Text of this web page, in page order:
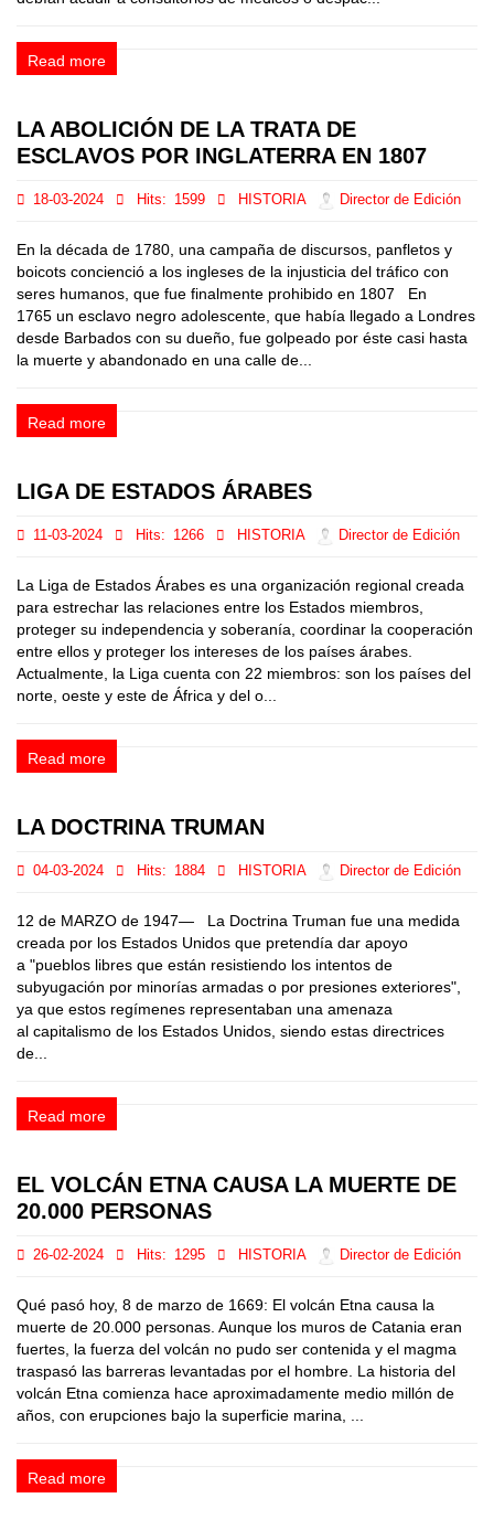
Read more
LA ABOLICIÓN DE LA TRATA DE
ESCLAVOS POR INGLATERRA EN 1807
18-03-2024 Hits: 1599 HISTORIA Director de Edición
En la década de 1780, una campaña de discursos, panfletos y
boicots concienció a los ingleses de la injusticia del tráfico con
seres humanos, que fue finalmente prohibido en 1807 En
1765 un esclavo negro adolescente, que había llegado a Londres
desde Barbados con su dueño, fue golpeado por éste casi hasta
la muerte y abandonado en una calle de...
Read more
LIGA DE ESTADOS ÁRABES
11-03-2024 Hits: 1266 HISTORIA Director de Edición
La Liga de Estados Árabes es una organización regional creada
para estrechar las relaciones entre los Estados miembros,
proteger su independencia y soberanía, coordinar la cooperación
entre ellos y proteger los intereses de los países árabes.
Actualmente, la Liga cuenta con 22 miembros: son los países del
norte, oeste y este de África y del o...
Read more
LA DOCTRINA TRUMAN
04-03-2024 Hits: 1884 HISTORIA Director de Edición
12 de MARZO de 1947— La Doctrina Truman fue una medida
creada por los Estados Unidos que pretendía dar apoyo
a "pueblos libres que están resistiendo los intentos de
subyugación por minorías armadas o por presiones exteriores",
ya que estos regímenes representaban una amenaza
al capitalismo de los Estados Unidos, siendo estas directrices
de...
Read more
EL VOLCÁN ETNA CAUSA LA MUERTE DE
20.000 PERSONAS
26-02-2024 Hits: 1295 HISTORIA Director de Edición
Qué pasó hoy, 8 de marzo de 1669: El volcán Etna causa la
muerte de 20.000 personas. Aunque los muros de Catania eran
fuertes, la fuerza del volcán no pudo ser contenida y el magma
traspasó las barreras levantadas por el hombre. La historia del
volcán Etna comienza hace aproximadamente medio millón de
años, con erupciones bajo la superficie marina, ...
Read more